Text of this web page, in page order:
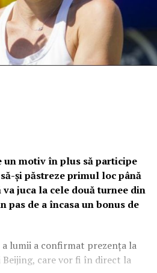
un motiv în plus să participe
şi păstreze primul loc până
juca la cele două turnee din
pas de a încasa un bonus de
a lumii a confirmat prezenţa la
Beijing, care vor fi în direct la